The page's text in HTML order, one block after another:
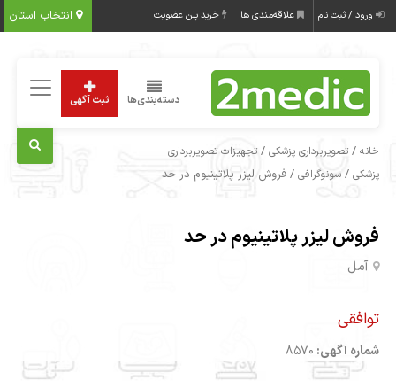
انتخاب استان ورود / ثبت نام علاقه‌مندی ها خرید پلن عضویت
دسته‌بندی‌ها ثبت آگهی
خانه /تصویربرداری پزشکی /تجهیزات تصویربرداری
پزشکی /سونوگرافی / فروش لیزر پلاتینیوم در حد
فروش لیزر پلاتینیوم در حد
آمل
توافقی
شماره آگهی: 8570